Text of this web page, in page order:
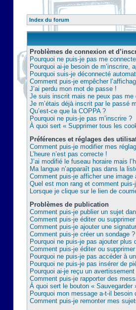
Index du forum
Problèmes de connexion et
Pourquoi ne puis-je pas me
Pourquoi ai-je besoin de m’inscrire,
Pourquoi suis-je déconnecté
Comment puis-je empêcher
J’ai perdu mon mot de passe !
Je suis inscrit mais ne peux pas me
Je m’étais déjà inscrit par le passé
Qu’est-ce que la COPPA ?
Pourquoi ne puis-je pas m’inscrire ?
À quoi sert « Supprimer tous les
Préférences et réglages des
Comment puis-je modifier mes
L’heure n’est pas correcte !
J’ai modifié le fuseau horaire mais
Ma langue n’apparaît pas dans la
Comment puis-je afficher une
Quel est mon rang et comment
Lorsque je clique sur le lien de
Problèmes de publication
Comment puis-je publier un sujet
Comment puis-je éditer ou
Comment puis-je ajouter une
Comment puis-je créer un sondage ?
Pourquoi ne puis-je pas ajouter plus
Comment puis-je éditer ou
Pourquoi ne puis-je pas accéder à
Pourquoi ne puis-je pas insérer de
Pourquoi ai-je reçu un avertissement
Comment puis-je rapporter des
À quoi sert le bouton « Sauvegarder
Pourquoi mon message a-t-il besoin
Comment puis-je remonter mes